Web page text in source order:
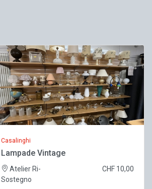
Casalinghi
Lampade Vintage
Atelier Ri-
Sostegno
CHF 10,00